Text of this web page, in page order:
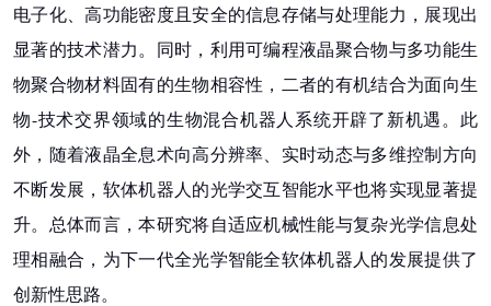
电子化、高功能密度且安全的信息存储与处理能力，展现出
显著的技术潜力。同时，利用可编程液晶聚合物与多功能生
物聚合物材料固有的生物相容性，二者的有机结合为面向生
物-技术交界领域的生物混合机器人系统开辟了新机遇。此
外，随着液晶全息术向高分辨率、实时动态与多维控制方向
不断发展，软体机器人的光学交互智能水平也将实现显著提
升。总体而言，本研究将自适应机械性能与复杂光学信息处
理相融合，为下一代全光学智能全软体机器人的发展提供了
创新性思路。